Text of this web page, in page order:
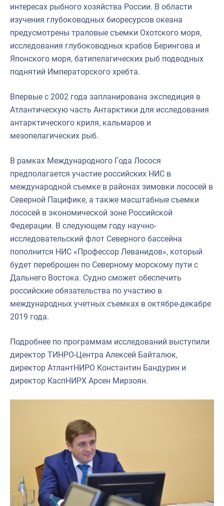
интересах рыбного хозяйства России. В области
изучения глубоководных биоресурсов океана
предусмотрены траловые съемки Охотского моря,
исследования глубоководных крабов Берингова и
Японского моря, батипелагических рыб подводных
поднятий Императорского хребта.
Впервые с 2002 года запланирована экспедиция в
Атлантическую часть Антарктики для исследования
антарктического криля, кальмаров и
мезопелагических рыб.
В рамках Международного Года Лосося
предполагается участие российских НИС в
международной съемке в районах зимовки лососей в
Северной Пацифике, а также масштабные съемки
лососей в экономической зоне Российской
Федерации. В следующем году научно-
исследовательский флот Северного бассейна
пополнится НИС «Профессор Леванидов», который
будет переброшен по Северному морскому пути с
Дальнего Востока. Судно сможет обеспечить
российские обязательства по участию в
международных учетных съемках в октябре-декабре
2019 года.
Подробнее по программам исследований выступили
директор ТИНРО-Центра Алексей Байталюк,
директор АтлантНИРО Константин Бандурин и
директор КаспНИРХ Арсен Мирзоян.